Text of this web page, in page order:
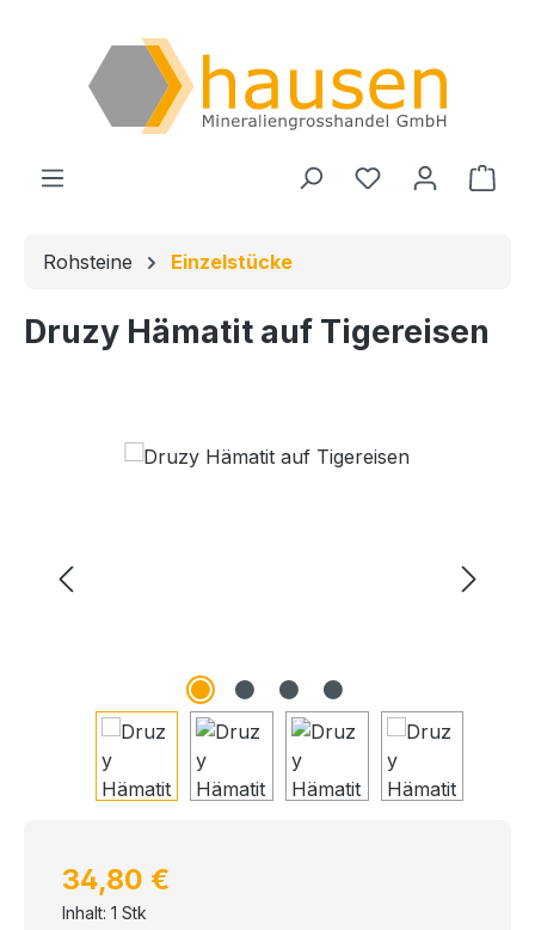
Du hast 0
Rohsteine Einzelstücke
Druzy Hämatit auf Tigereisen
Bildergalerie überspringen
Regulärer Preis:
34,80 €
Inhalt: 1 Stk